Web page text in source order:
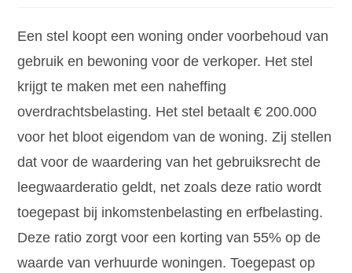
Een stel koopt een woning onder voorbehoud van
gebruik en bewoning voor de verkoper. Het stel
krijgt te maken met een naheffing
overdrachtsbelasting. Het stel betaalt € 200.000
voor het bloot eigendom van de woning. Zij stellen
dat voor de waardering van het gebruiksrecht de
leegwaarderatio geldt, net zoals deze ratio wordt
toegepast bij inkomstenbelasting en erfbelasting.
Deze ratio zorgt voor een korting van 55% op de
waarde van verhuurde woningen. Toegepast op